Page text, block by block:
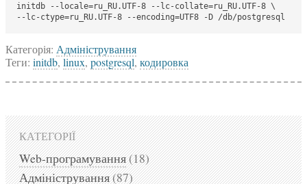
initdb --locale=ru_RU.UTF-8 --lc-collate=ru_RU.UTF-8 \
--lc-ctype=ru_RU.UTF-8 --encoding=UTF8 -D /db/postgresql
Категорія: Адміністрування
Теги: initdb,linux,postgresql, кодировка
КАТЕГОРІЇ
Web-програмування(18)
Адміністрування(87)